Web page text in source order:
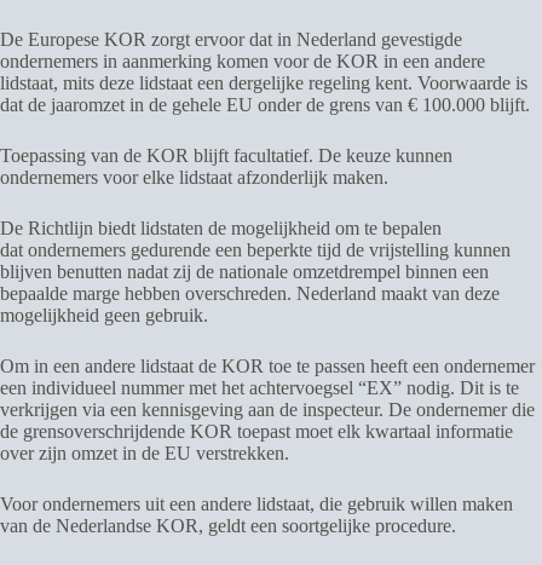
De Europese KOR zorgt ervoor dat in Nederland gevestigde
ondernemers in aanmerking komen voor de KOR in een andere
lidstaat, mits deze lidstaat een dergelijke regeling kent. Voorwaarde is
dat de jaaromzet in de gehele EU onder de grens van € 100.000 blijft.
Toepassing van de KOR blijft facultatief. De keuze kunnen
ondernemers voor elke lidstaat afzonderlijk maken.
De Richtlijn biedt lidstaten de mogelijkheid om te bepalen
dat ondernemers gedurende een beperkte tijd de vrijstelling kunnen
blijven benutten nadat zij de nationale omzetdrempel binnen een
bepaalde marge hebben overschreden. Nederland maakt van deze
mogelijkheid geen gebruik.
Om in een andere lidstaat de KOR toe te passen heeft een ondernemer
een individueel nummer met het achtervoegsel “EX” nodig. Dit is te
verkrijgen via een kennisgeving aan de inspecteur. De ondernemer die
de grensoverschrijdende KOR toepast moet elk kwartaal informatie
over zijn omzet in de EU verstrekken.
Voor ondernemers uit een andere lidstaat, die gebruik willen maken
van de Nederlandse KOR, geldt een soortgelijke procedure.